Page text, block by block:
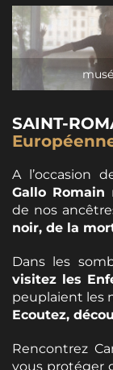
SAINT-
A l’occasion
Gallo Romain
de nos
noir, de la
Dans les
visitez les
peuplaient les
Ecoutez,
Rencontrez
vous protéger